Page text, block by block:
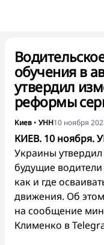
обучения в
утвердил
реформы
Киев • УНН10 ноября
КИЕВ. 10 ноября.
Украины
будущие
как и где
движения. Об этом
на сообщение
Клименко в